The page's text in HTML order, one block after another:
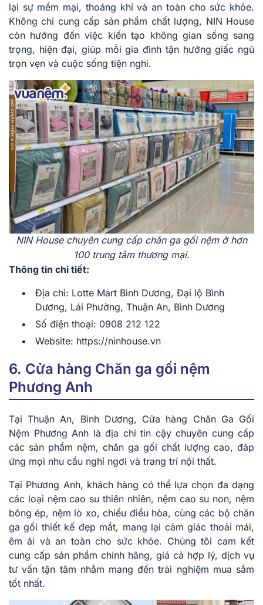
lại sự mềm mại, thoáng khí và an toàn cho sức khỏe.
Không chỉ cung cấp sản phẩm chất lượng, NIN House
còn hướng đến việc kiến tạo không gian sống sang
trọng, hiện đại, giúp mỗi gia đình tận hưởng giấc ngủ
trọn vẹn và cuộc sống tiện nghi.
NIN House chuyên cung cấp chăn ga gối nệm ở hơn
100 trung tâm thương mại.
Thông tin chi tiết:
Địa chỉ: Lotte Mart Bình Dương, Đại lộ Bình
Dương, Lái Phường, Thuận An, Bình Dương
Số điện thoại: 0908 212 122
Website: https://ninhouse.vn
6. Cửa hàng Chăn ga gối nệm
Phương Anh
Tại Thuận An, Bình Dương, Cửa hàng Chăn Ga Gối
Nệm Phương Anh là địa chỉ tin cậy chuyên cung cấp
các sản phẩm nệm, chăn ga gối chất lượng cao, đáp
ứng mọi nhu cầu nghỉ ngơi và trang trí nội thất.
Tại Phương Anh, khách hàng có thể lựa chọn đa dạng
các loại nệm cao su thiên nhiên, nệm cao su non, nệm
bông ép, nệm lò xo, chiếu điều hòa, cùng các bộ chăn
ga gối thiết kế đẹp mắt, mang lại cảm giác thoải mái,
êm ái và an toàn cho sức khỏe. Chúng tôi cam kết
cung cấp sản phẩm chính hãng, giá cả hợp lý, dịch vụ
tư vấn tận tâm nhằm mang đến trải nghiệm mua sắm
tốt nhất.